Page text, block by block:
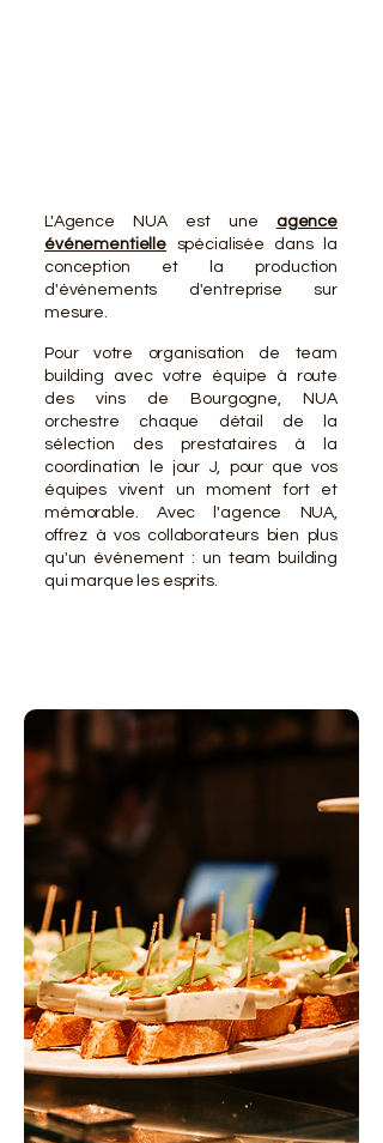
L'Agence NUA est une agence
événementielle
spécialisée dans la
conception et la production
d'événements d'entreprise sur
mesure.
Pour votre organisation de team
building avec votre équipe à route
des vins de Bourgogne, NUA
orchestre chaque détail de la
sélection des prestataires à la
coordination le jour J, pour que vos
équipes vivent un moment fort et
mémorable. Avec l'agence NUA,
offrez à vos collaborateurs bien plus
qu'un événement : un team building
qui marque les esprits.